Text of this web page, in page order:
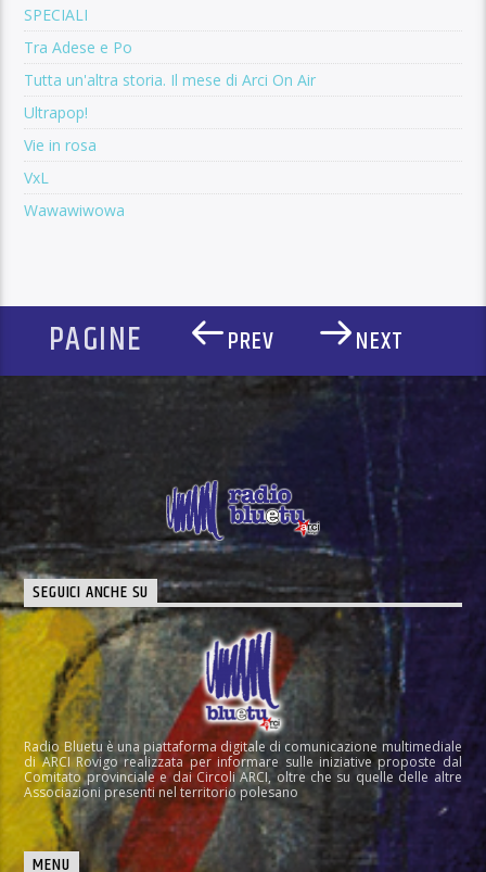
SPECIALI
Tra Adese e Po
Tutta un'altra storia. Il mese di Arci On Air
Ultrapop!
Vie in rosa
VxL
Wawawiwowa
PAGINE PREV NEXT
SEGUICI ANCHE SU
Radio Bluetu è una piattaforma digitale di comunicazione multimediale
di ARCI Rovigo realizzata per informare sulle iniziative proposte dal
Comitato provinciale e dai Circoli ARCI, oltre che su quelle delle altre
Associazioni presenti nel territorio polesano
MENU